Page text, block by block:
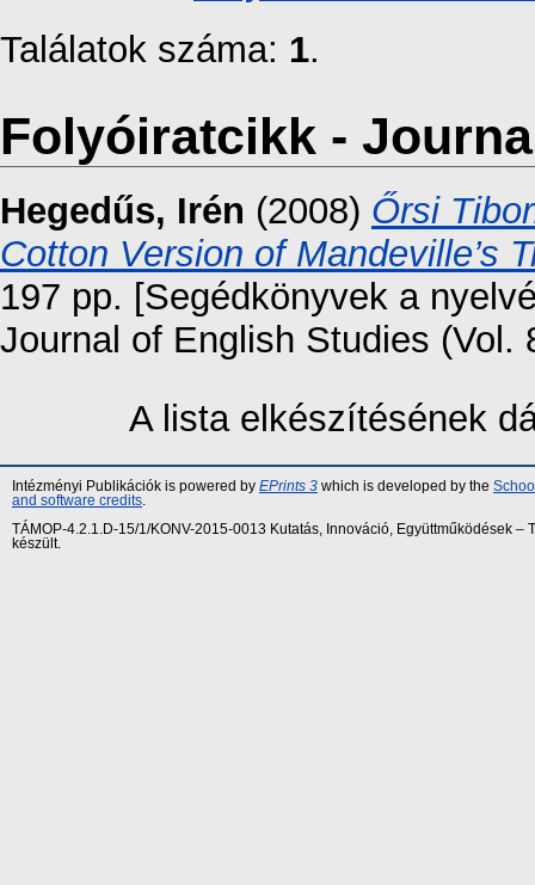
Találatok száma: 1.
Folyóiratcikk -
Hegedűs, Irén (2008) Őrsi
Cotton Version of Mandeville’s
197 pp. [Segédkönyvek a
Journal of English Studies (Vol.
A lista elkészítésének
Intézményi Publikációk is powered by EPrints 3 which is developed by the
and software credits
TÁMOP-4.2.1.D-15/1/KONV-2015-0013 Kutatás, Innováció, Együttműködések
készült.